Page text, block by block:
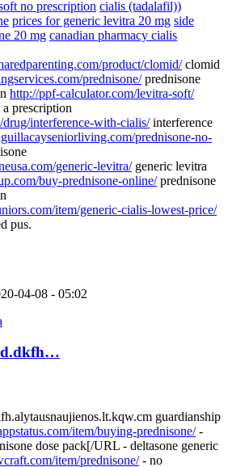
no prescription cialis (tadalafil))
prices for generic levitra 20 mg side
20 mg canadian pharmacy cialis
product/clomid/clomid
prednisone/prednisone
http://ppf-calculator.com/levitra-soft/
prescription
drug/interference-with-cialis/interference
prednisone-no-
generic-levitra/generic levitra
buy-prednisone-online/prednisone
item/generic-cialis-lowest-price/
pus.
04-08 - 05:02
guardianship
item/buying-prednisone/-
dose pack[/URL - deltasone generic
item/prednisone/- no